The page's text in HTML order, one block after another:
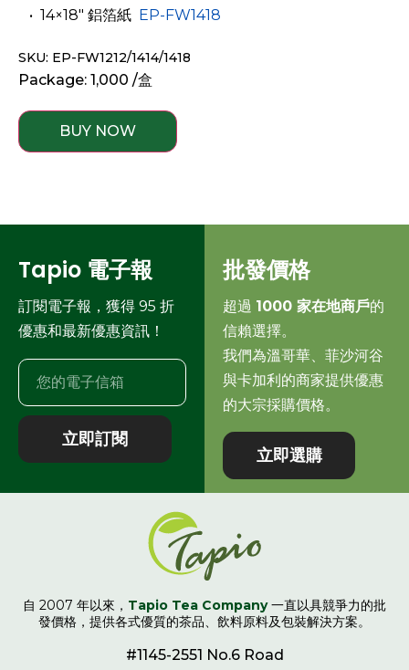
­ ­ • 14×18″ 鋁箔紙 EP-FW1418
SKU: EP-FW1212/1414/1418
Package: 1,000 /盒
BUY NOW
Tapio 電子報
訂閱電子報，獲得 95 折
優惠和最新優惠資訊！
立即訂閱
批發價格
超過 1000 家在地商戶的
信賴選擇。
我們為溫哥華、菲沙河谷
與卡加利的商家提供優惠
的大宗採購價格。
立即選購
自 2007 年以來， Tapio Tea Company 一直以具競爭力的批
發價格，提供各式優質的茶品、飲料原料及包裝解決方案。
#1145-2551 No.6 Road